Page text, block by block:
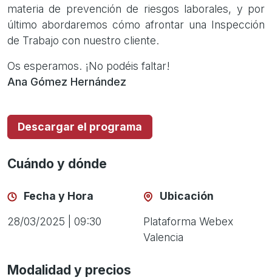
materia de prevención de riesgos laborales, y por
último abordaremos cómo afrontar una Inspección
de Trabajo con nuestro cliente.
Os esperamos. ¡No podéis faltar!
Ana Gómez Hernández
Descargar el programa
Cuándo y dónde
Fecha y Hora
28/03/2025 | 09:30
Ubicación
Plataforma Webex
Valencia
Modalidad y precios